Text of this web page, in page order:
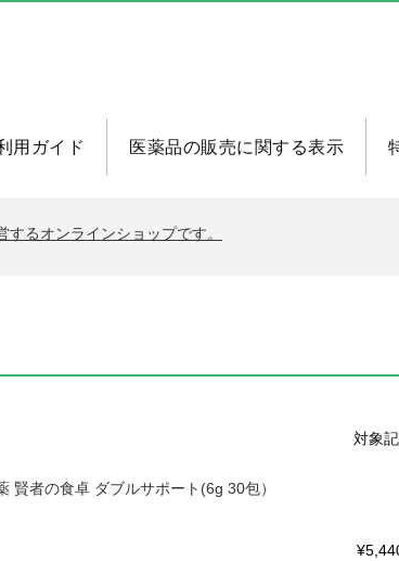
用ガイド 医薬品の販売に関する表示
るオンラインショップです。
対象
賢者の食卓 ダブルサポート(6g 30包）